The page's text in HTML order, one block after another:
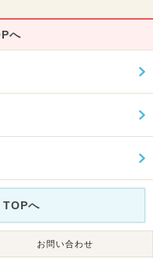
へ
TOPへ
お問い合わせ